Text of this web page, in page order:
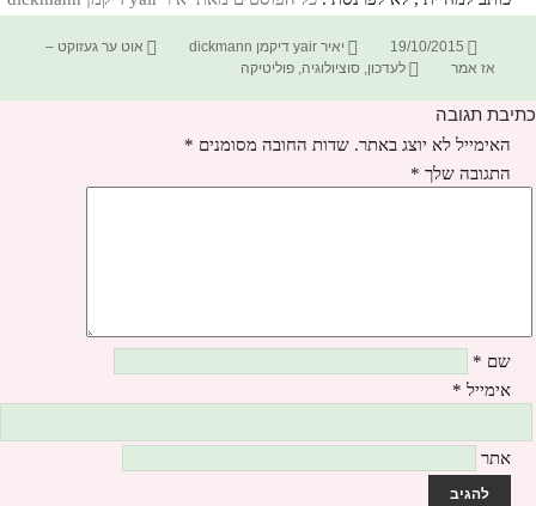
פורסם
בתאריך
19/10/2015 מחבר
יאיר yair דיקמן dickmann קטגוריות
אוט ער געזוקט –
אז אמר
תגיות
לעדכון,סוציולוגיה,פוליטיקה
כתיבת תגובה
האימייל לא יוצג באתר. שדות החובה מסומנים *
התגובה שלך *
שם *
אימייל *
אתר